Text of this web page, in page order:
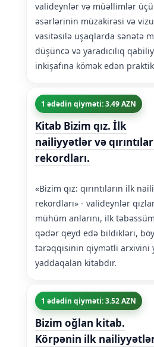
valideynlər və müəllimlər
əsərlərinin müzakirəsi və
vasitəsilə uşaqlarda sənətə
düşüncə və yaradıcılıq
inkişafına kömək edən
1 ədədin qiyməti: 3.49 AZN
Kitab Bizim qız. İlk
nailiyyətlər və
rekordları.
«Bizim qız: qırıntıların ilk
rekordları» - valideynlər
mühüm anlarını, ilk
qədər qeyd edə bildikləri,
tərəqqisinin qiymətli arxivini
yaddaqalan kitabdır.
1 ədədin qiyməti: 3.52 AZN
Bizim oğlan kitab.
Körpənin ilk